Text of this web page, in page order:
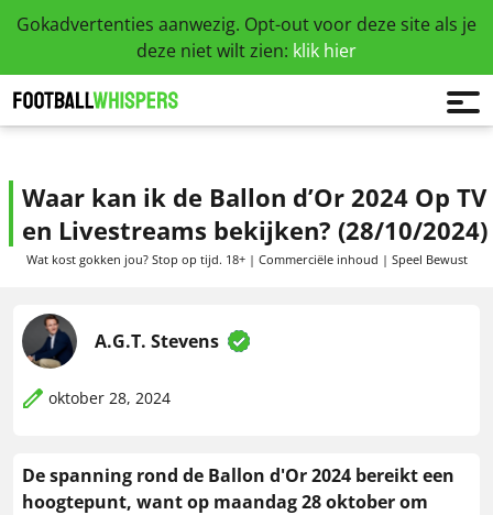
Gokadvertenties aanwezig. Opt-out voor deze site als je
deze niet wilt zien: klik hier
Waar kan ik de Ballon d’Or 2024 Op TV
en Livestreams bekijken? (28/10/2024)
Wat kost gokken jou? Stop op tijd. 18+ | Commerciële inhoud | Speel Bewust
A.G.T. Stevens
oktober 28, 2024
De spanning rond de Ballon d'Or 2024 bereikt een
hoogtepunt, want op maandag 28 oktober om